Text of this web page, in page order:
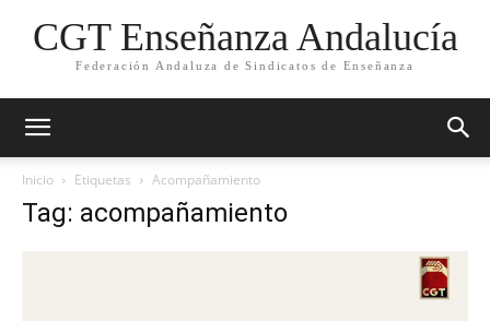
CGT Enseñanza Andalucía
Federación Andaluza de Sindicatos de Enseñanza
Inicio Etiquetas Acompañamiento
Tag: acompañamiento